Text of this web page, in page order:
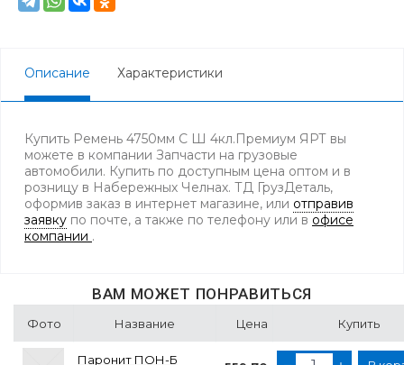
Описание Характеристики
Купить Ремень 4750мм С Ш 4кл.Премиум ЯРТ вы
можете в компании Запчасти на грузовые
автомобили. Купить по доступным цена оптом и в
розницу в Набережных Челнах. ТД ГрузДеталь,
оформив заказ в интернет магазине, или отправив
заявку по почте, а также по телефону или в офисе
компании .
ВАМ МОЖЕТ ПОНРАВИТЬСЯ
Фото Название Цена Купить
Паронит ПОН-Б